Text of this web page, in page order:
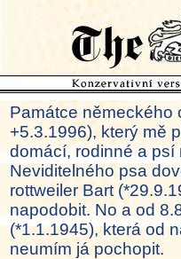
Památce německého
+5.3.1996), který mě
domácí, rodinné a psí
Neviditelného psa
rottweiler Bart
napodobit. No a od
(*1.1.1945), která od
neumím já pochopit.